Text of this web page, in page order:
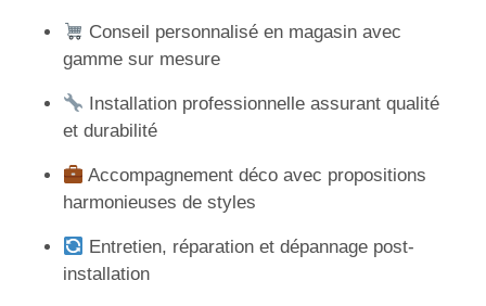
Conseil personnalisé en magasin avec
gamme sur mesure
Installation professionnelle assurant qualité
et durabilité
Accompagnement déco avec propositions
harmonieuses de styles
Entretien, réparation et dépannage post-
installation